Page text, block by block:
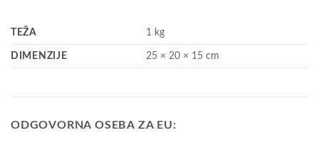
TEŽA 1 kg
DIMENZIJE 25 × 20 × 15 cm
ODGOVORNA OSEBA ZA EU: